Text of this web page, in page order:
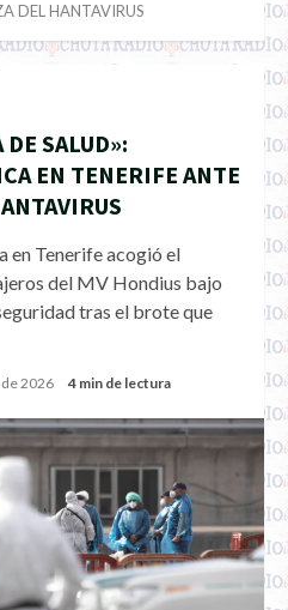
DEL HANTAVIRUS
SALUD»:
EN TENERIFE ANTE
en Tenerife acogió el
del MV Hondius bajo
tras el brote que
2026 4 min de lectura